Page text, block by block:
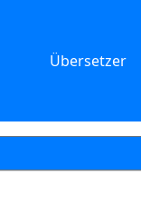
Übersetzer